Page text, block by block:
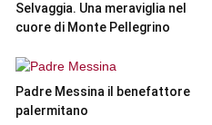
Selvaggia. Una meraviglia nel
cuore di Monte Pellegrino
Padre Messina il benefattore
palermitano